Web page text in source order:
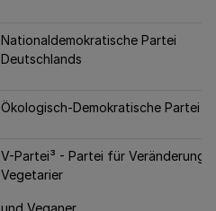
Nationaldemokratische Partei
Deutschlands
Ökologisch-Demokratische Partei
V-Partei³ - Partei für Veränderung,
Vegetarier
und Veganer